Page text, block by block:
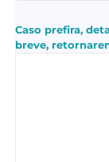
Caso prefira,
breve,